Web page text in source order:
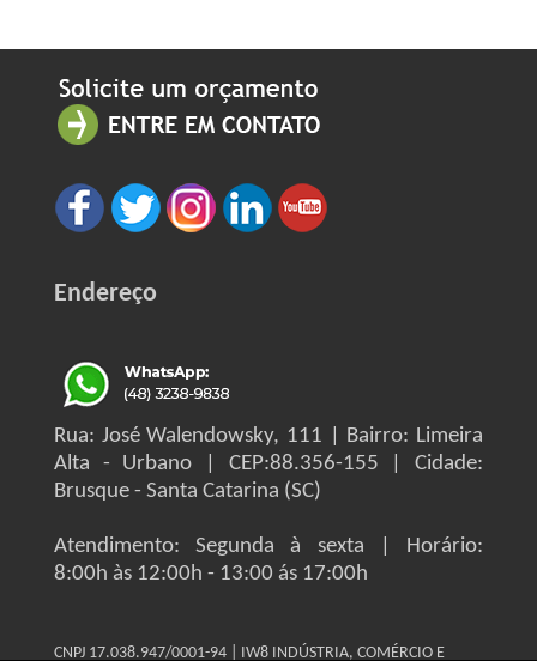
Endereço
Rua: José Walendowsky, 111 | Bairro: Limeira
Alta - Urbano | CEP:88.356-155 | Cidade:
Brusque - Santa Catarina (SC)
Atendimento: Segunda à sexta | Horário:
8:00h às 12:00h - 13:00 ás 17:00h
CNPJ 17.038.947/0001-94 | IW8 INDÚSTRIA, COMÉRCIO E